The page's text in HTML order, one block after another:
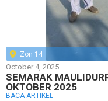
Zon 14
October 4, 2025
SEMARAK
OKTOBER 2025
BACA ARTIKEL